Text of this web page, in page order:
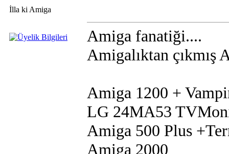
İlla ki Amiga
Amiga fanatiği....
Amigalıktan çıkmış
Amiga 1200 +
LG 24MA53
Amiga 500 Plus
Amiga 2000